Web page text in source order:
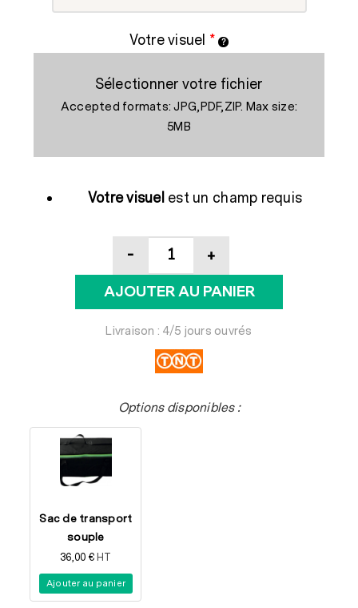
Votre visuel *
Sélectionner votre fichier
Accepted formats: JPG,PDF,ZIP. Max size:
5MB
Votre visuelest un champ requis
quantité
de
Stand
parapluie
2x3
AJOUTER AU PANIER
Livraison : 4/5 jours ouvrés
Options disponibles :
Sac de transport
souple
36,00 €HT
Ajouter au panier